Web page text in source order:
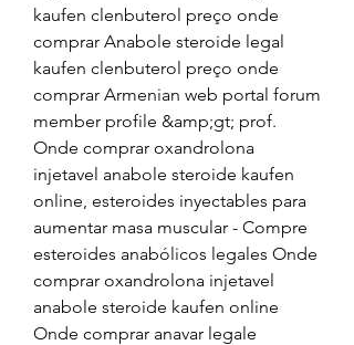
kaufen clenbuterol preço onde
comprar Anabole steroide legal
kaufen clenbuterol preço onde
comprar Armenian web portal forum
member profile &amp;gt; prof.
Onde comprar oxandrolona
injetavel anabole steroide kaufen
online, esteroides inyectables para
aumentar masa muscular - Compre
esteroides anabólicos legales Onde
comprar oxandrolona injetavel
anabole steroide kaufen online
Onde comprar anavar legale